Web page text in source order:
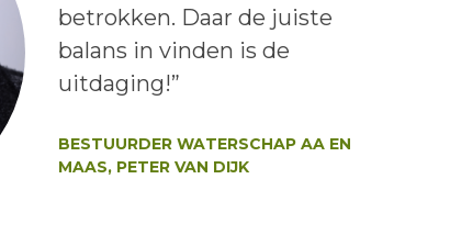
betrokken. Daar de juiste
balans in vinden is de
uitdaging!”
BESTUURDER WATERSCHAP AA EN
MAAS, PETER VAN DIJK